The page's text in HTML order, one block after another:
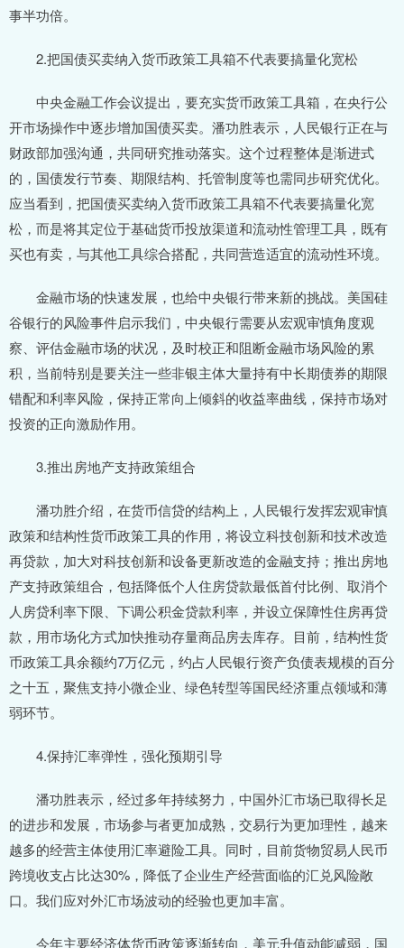
事半功倍。
2.把国债买卖纳入货币政策工具箱不代表要搞量化宽松
中央金融工作会议提出，要充实货币政策工具箱，在央行公
开市场操作中逐步增加国债买卖。潘功胜表示，人民银行正在与
财政部加强沟通，共同研究推动落实。这个过程整体是渐进式
的，国债发行节奏、期限结构、托管制度等也需同步研究优化。
应当看到，把国债买卖纳入货币政策工具箱不代表要搞量化宽
松，而是将其定位于基础货币投放渠道和流动性管理工具，既有
买也有卖，与其他工具综合搭配，共同营造适宜的流动性环境。
金融市场的快速发展，也给中央银行带来新的挑战。美国硅
谷银行的风险事件启示我们，中央银行需要从宏观审慎角度观
察、评估金融市场的状况，及时校正和阻断金融市场风险的累
积，当前特别是要关注一些非银主体大量持有中长期债券的期限
错配和利率风险，保持正常向上倾斜的收益率曲线，保持市场对
投资的正向激励作用。
3.推出房地产支持政策组合
潘功胜介绍，在货币信贷的结构上，人民银行发挥宏观审慎
政策和结构性货币政策工具的作用，将设立科技创新和技术改造
再贷款，加大对科技创新和设备更新改造的金融支持；推出房地
产支持政策组合，包括降低个人住房贷款最低首付比例、取消个
人房贷利率下限、下调公积金贷款利率，并设立保障性住房再贷
款，用市场化方式加快推动存量商品房去库存。目前，结构性货
币政策工具余额约7万亿元，约占人民银行资产负债表规模的百分
之十五，聚焦支持小微企业、绿色转型等国民经济重点领域和薄
弱环节。
4.保持汇率弹性，强化预期引导
潘功胜表示，经过多年持续努力，中国外汇市场已取得长足
的进步和发展，市场参与者更加成熟，交易行为更加理性，越来
越多的经营主体使用汇率避险工具。同时，目前货物贸易人民币
跨境收支占比达30%，降低了企业生产经营面临的汇兑风险敞
口。我们应对外汇市场波动的经验也更加丰富。
今年主要经济体货币政策逐渐转向，美元升值动能减弱，国